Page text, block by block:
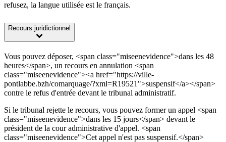
refusez, la langue utilisée est le français.
Recours juridictionnel
Vous pouvez déposer, <span class="miseenevidence">dans les 48
heures</span>, un recours en annulation <span
class="miseenevidence"><a href="https://ville-
pontlabbe.bzh/comarquage/?xml=R19521">suspensif</a></span>
contre le refus d'entrée devant le tribunal administratif.
Si le tribunal rejette le recours, vous pouvez former un appel <span
class="miseenevidence">dans les 15 jours</span> devant le
président de la cour administrative d'appel. <span
class="miseenevidence">Cet appel n'est pas suspensif.</span>